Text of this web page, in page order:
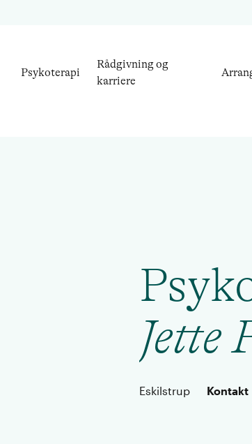
Psykoterapi
Rådgivning og
karriere
Jette
Eskilstrup Kontakt